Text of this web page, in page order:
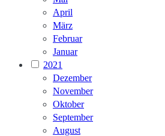
April
März
Februar
Januar
2021
Dezember
November
Oktober
September
August